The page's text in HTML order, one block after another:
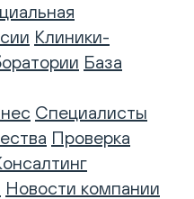
Клиники-
База
Специалисты
Проверка
Новости компании